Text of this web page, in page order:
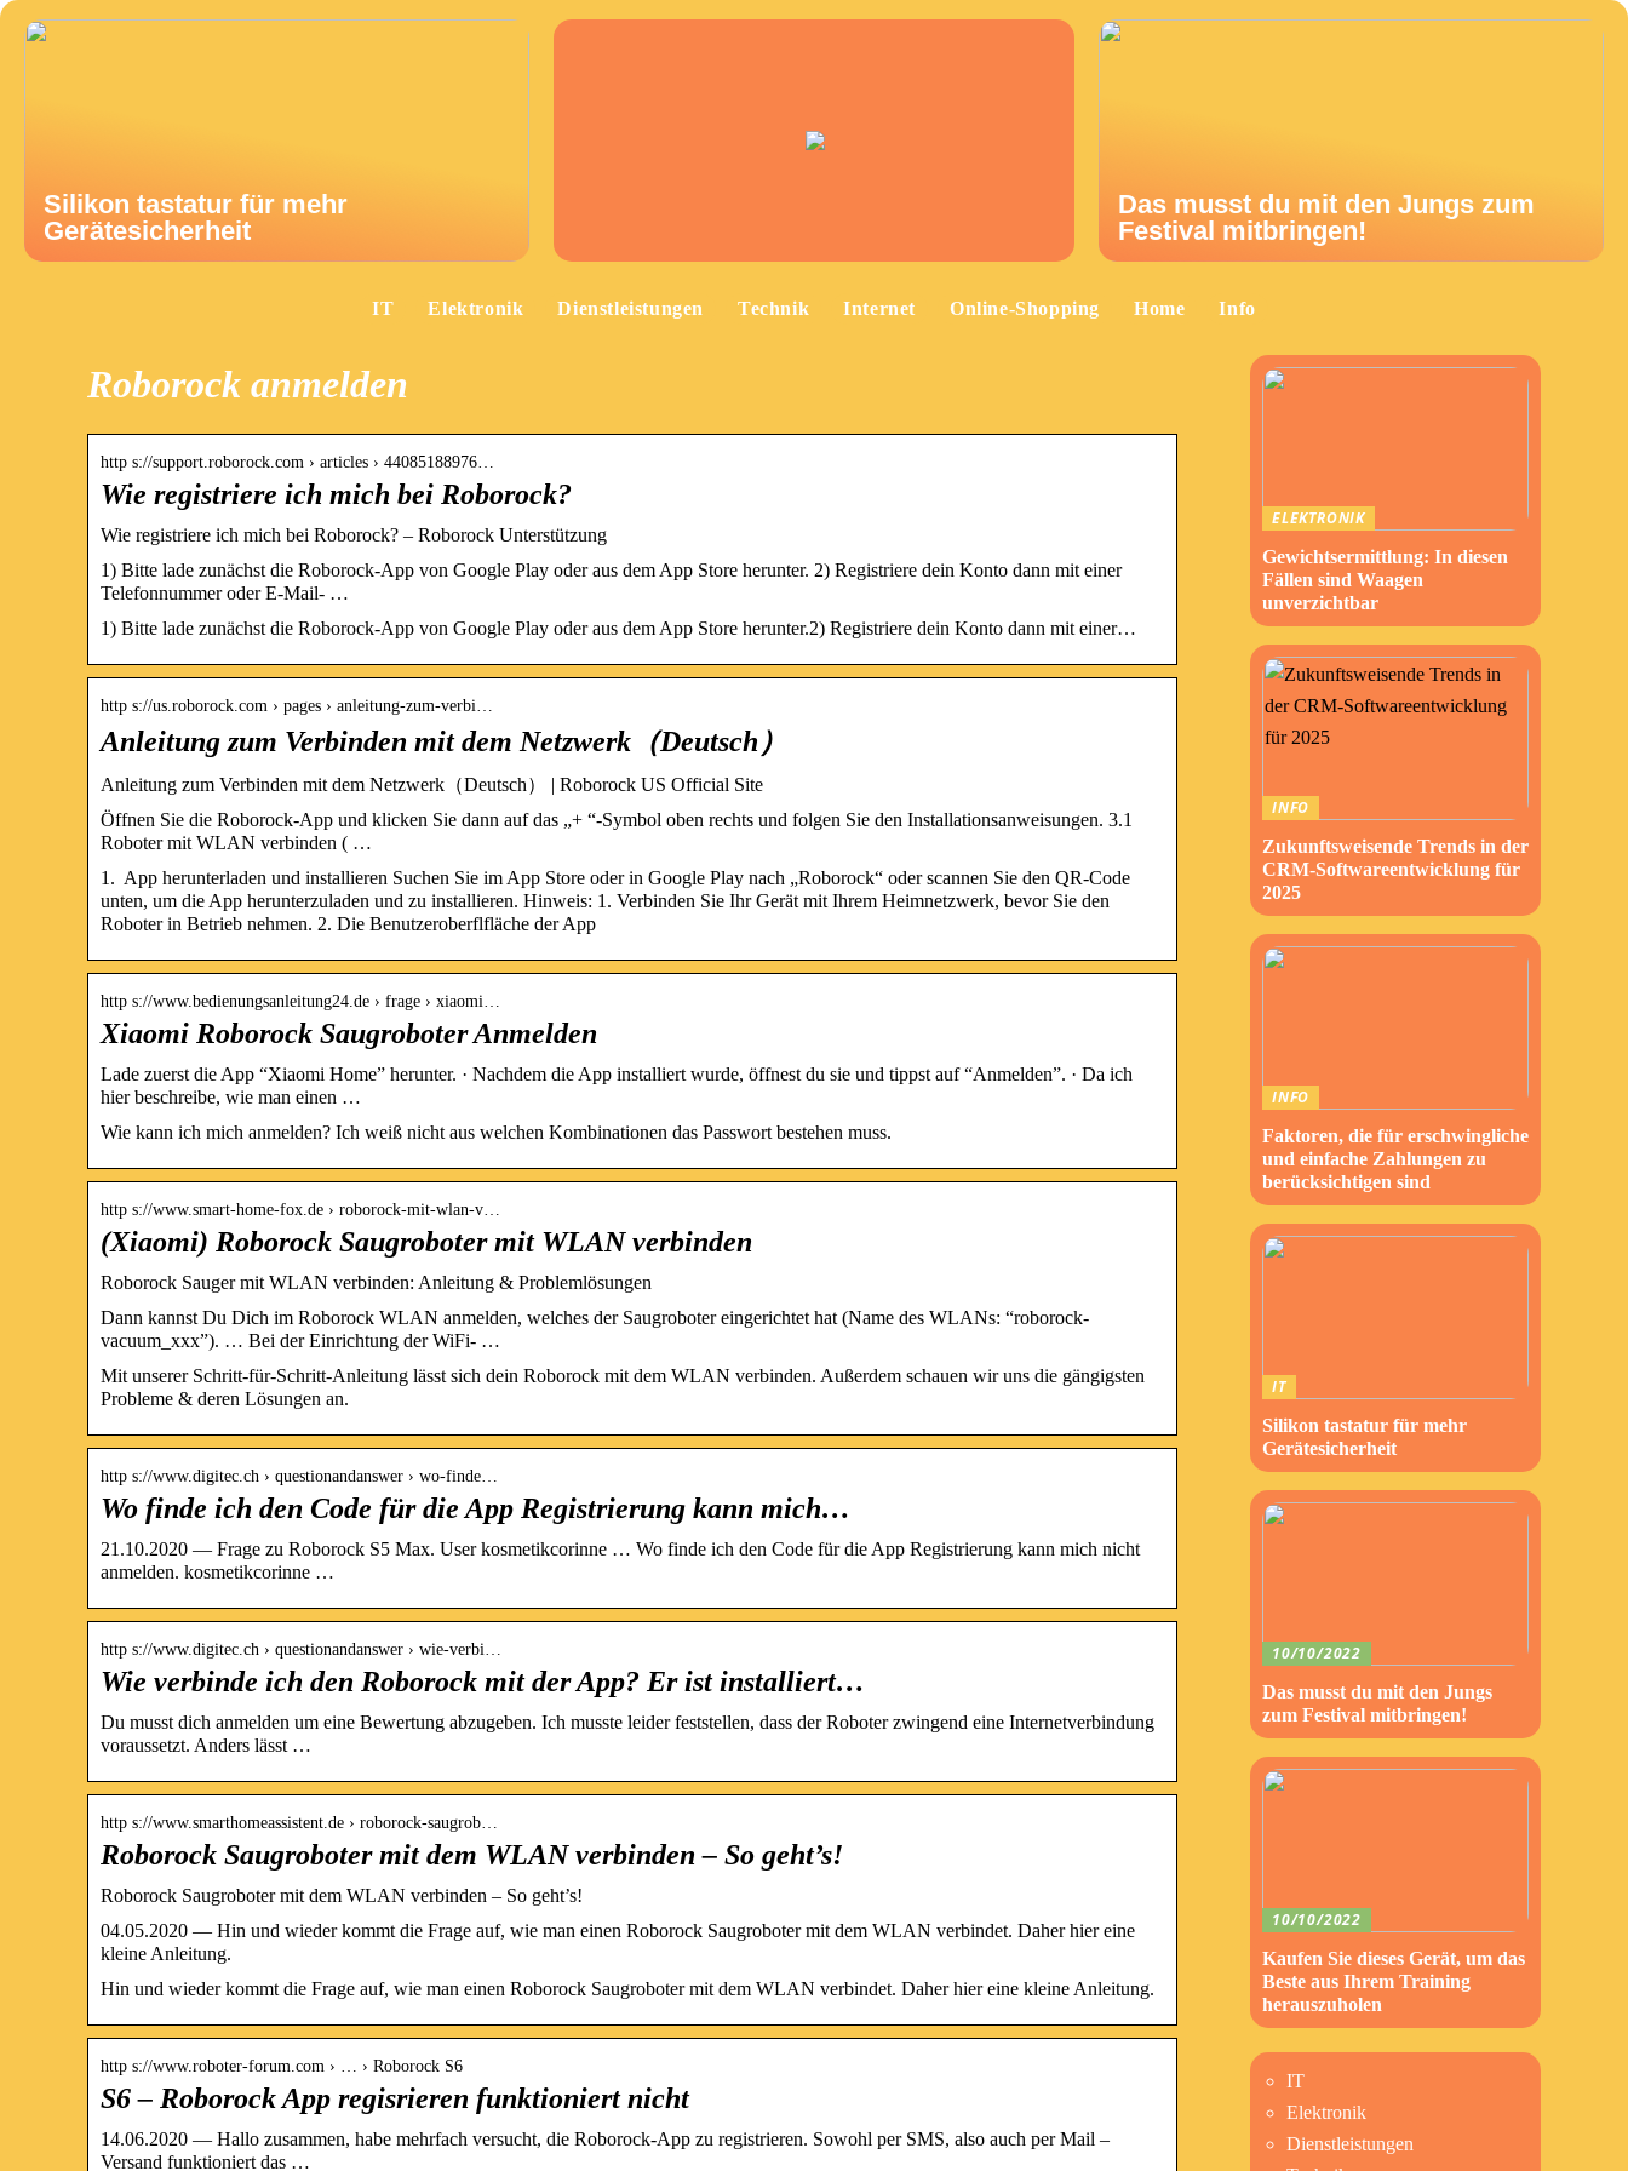
Silikon tastatur für mehr
Gerätesicherheit
Das musst du mit den Jungs zum
Festival mitbringen!
IT Elektronik Dienstleistungen Technik Internet Online-Shopping Home Info
Roborock anmelden
http s://support.roborock.com › articles › 44085188976…
Wie registriere ich mich bei Roborock?
Wie registriere ich mich bei Roborock? – Roborock Unterstützung
1) Bitte lade zunächst die Roborock-App von Google Play oder aus dem App Store herunter. 2) Registriere dein Konto dann mit einer
Telefonnummer oder E-Mail- …
1) Bitte lade zunächst die Roborock-App von Google Play oder aus dem App Store herunter.2) Registriere dein Konto dann mit einer…
http s://us.roborock.com › pages › anleitung-zum-verbi…
Anleitung zum Verbinden mit dem Netzwerk（Deutsch）
Anleitung zum Verbinden mit dem Netzwerk（Deutsch） | Roborock US Official Site
Öffnen Sie die Roborock-App und klicken Sie dann auf das „+ “-Symbol oben rechts und folgen Sie den Installationsanweisungen. 3.1
Roboter mit WLAN verbinden ( …
1. App herunterladen und installieren Suchen Sie im App Store oder in Google Play nach „Roborock“ oder scannen Sie den QR-Code
unten, um die App herunterzuladen und zu installieren. Hinweis: 1. Verbinden Sie Ihr Gerät mit Ihrem Heimnetzwerk, bevor Sie den
Roboter in Betrieb nehmen. 2. Die Benutzeroberflfläche der App
http s://www.bedienungsanleitung24.de › frage › xiaomi…
Xiaomi Roborock Saugroboter Anmelden
Lade zuerst die App “Xiaomi Home” herunter. · Nachdem die App installiert wurde, öffnest du sie und tippst auf “Anmelden”. · Da ich
hier beschreibe, wie man einen …
Wie kann ich mich anmelden? Ich weiß nicht aus welchen Kombinationen das Passwort bestehen muss.
http s://www.smart-home-fox.de › roborock-mit-wlan-v…
(Xiaomi) Roborock Saugroboter mit WLAN verbinden
Roborock Sauger mit WLAN verbinden: Anleitung & Problemlösungen
Dann kannst Du Dich im Roborock WLAN anmelden, welches der Saugroboter eingerichtet hat (Name des WLANs: “roborock-
vacuum_xxx”). … Bei der Einrichtung der WiFi- …
Mit unserer Schritt-für-Schritt-Anleitung lässt sich dein Roborock mit dem WLAN verbinden. Außerdem schauen wir uns die gängigsten
Probleme & deren Lösungen an.
http s://www.digitec.ch › questionandanswer › wo-finde…
Wo finde ich den Code für die App Registrierung kann mich…
21.10.2020 — Frage zu Roborock S5 Max. User kosmetikcorinne … Wo finde ich den Code für die App Registrierung kann mich nicht
anmelden. kosmetikcorinne …
http s://www.digitec.ch › questionandanswer › wie-verbi…
Wie verbinde ich den Roborock mit der App? Er ist installiert…
Du musst dich anmelden um eine Bewertung abzugeben. Ich musste leider feststellen, dass der Roboter zwingend eine Internetverbindung
voraussetzt. Anders lässt …
http s://www.smarthomeassistent.de › roborock-saugrob…
Roborock Saugroboter mit dem WLAN verbinden – So geht’s!
Roborock Saugroboter mit dem WLAN verbinden – So geht’s!
04.05.2020 — Hin und wieder kommt die Frage auf, wie man einen Roborock Saugroboter mit dem WLAN verbindet. Daher hier eine
kleine Anleitung.
Hin und wieder kommt die Frage auf, wie man einen Roborock Saugroboter mit dem WLAN verbindet. Daher hier eine kleine Anleitung.
http s://www.roboter-forum.com › … › Roborock S6
S6 – Roborock App regisrieren funktioniert nicht
14.06.2020 — Hallo zusammen, habe mehrfach versucht, die Roborock-App zu registrieren. Sowohl per SMS, also auch per Mail –
Versand funktioniert das …
ELEKTRONIK
Gewichtsermittlung: In diesen
Fällen sind Waagen
unverzichtbar
INFO
Zukunftsweisende Trends in der
CRM-Softwareentwicklung für
2025
INFO
Faktoren, die für erschwingliche
und einfache Zahlungen zu
berücksichtigen sind
IT
Silikon tastatur für mehr
Gerätesicherheit
10/10/2022
Das musst du mit den Jungs
zum Festival mitbringen!
10/10/2022
Kaufen Sie dieses Gerät, um das
Beste aus Ihrem Training
herauszuholen
IT
Elektronik
Dienstleistungen